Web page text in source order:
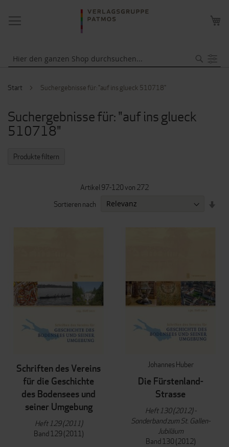
NAVIGATION
UMSCHALTEN
Start Suchergebnisse für: "auf ins glueck 510718"
Suchergebnisse für: "auf ins glueck
510718"
Artikel 97-120von 272
Sortieren nach
Schriften des Vereins
für die Geschichte
des Bodensees und
seiner Umgebung
Heft 129 (2011)
Band 129 (2011)
Johannes Huber
Die Fürstenland-
Strasse
Heft 130 (2012) -
Sonderband zum St. Gallen-
Jubiläum
Band 130 (2012)
Produkte filtern